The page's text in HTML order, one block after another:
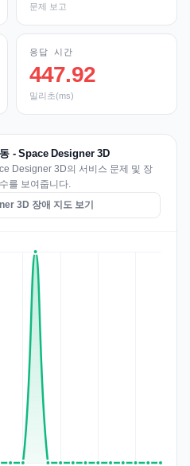
문제 보고
응답 시간
447.92
밀리초(ms)
- Space Designer 3D
Designer 3D의 서비스 문제 및 장
를 보여줍니다.
3D 장애 지도 보기